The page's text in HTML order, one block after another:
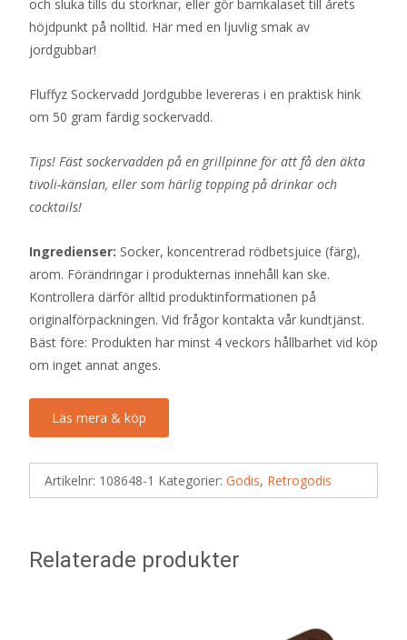
och sluka tills du storknar, eller gör barnkalaset till årets
höjdpunkt på nolltid. Här med en ljuvlig smak av
jordgubbar!
Fluffyz Sockervadd Jordgubbe levereras i en praktisk hink
om 50 gram färdig sockervadd.
Tips! Fäst sockervadden på en grillpinne för att få den äkta
tivoli-känslan, eller som härlig topping på drinkar och
cocktails!
Ingredienser: Socker, koncentrerad rödbetsjuice (färg),
arom. Förändringar i produkternas innehåll kan ske.
Kontrollera därför alltid produktinformationen på
originalförpackningen. Vid frågor kontakta vår kundtjänst.
Bäst före: Produkten har minst 4 veckors hållbarhet vid köp
om inget annat anges.
Läs mera & köp
Artikelnr: 108648-1 Kategorier: Godis, Retrogodis
Relaterade produkter